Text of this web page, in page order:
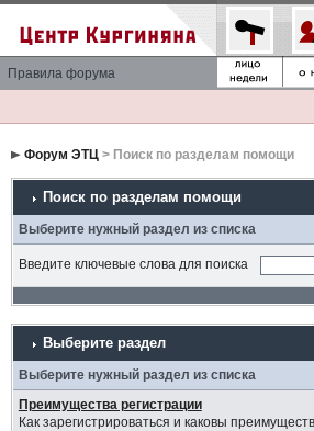
Правила форума
Форум ЭТЦ> Поиск по разделам помощи
Поиск по разделам помощи
Выберите нужный раздел из списка
Введите ключевые слова для поиска
Выберите раздел
Выберите нужный раздел из списка
Преимущества регистрации
Как зарегистрироваться и каковы